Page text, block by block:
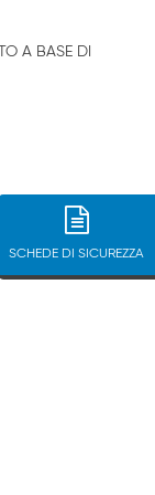
SCHEDE DI SICUREZZA
A BASE DI
ammonico
formico